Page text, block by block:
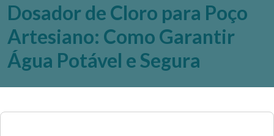
Dosador de Cloro para Poço
Artesiano: Como Garantir
Água Potável e Segura